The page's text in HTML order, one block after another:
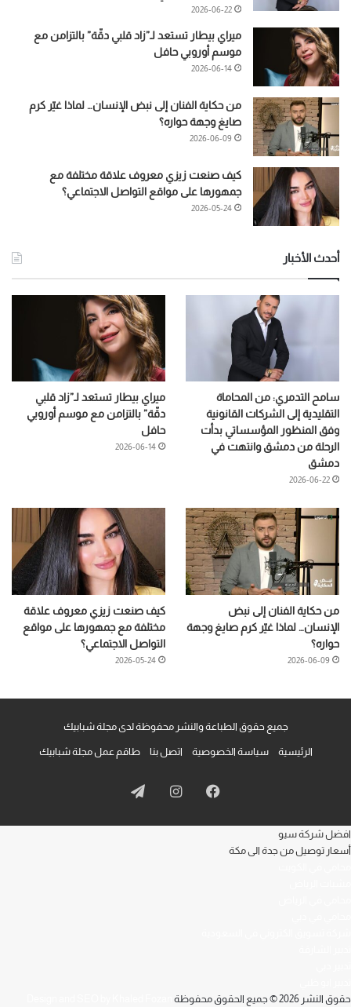
2026-06-22
ميراي بيطار تستعد لـ”زاد قلبي دقّة” بالتزامن مع
موسم أوروبي حافل
2026-06-14
من حكاية الفنان إلى نبض الإنسان… لماذا غيّر كرم
صايغ وجهة حواره؟
2026-06-09
كيف صنعت زيزي معروف علاقة مختلفة مع
جمهورها على مواقع التواصل الاجتماعي؟
2026-05-24
أحدث الأخبار
سامح التدمري: من المحاماة
التقليدية إلى الشركات القانونية
وفق المنظور المؤسساتي بدأت
الرحلة من دمشق وانتهت في
دمشق
2026-06-22
ميراي بيطار تستعد لـ”زاد قلبي
دقّة” بالتزامن مع موسم أوروبي
حافل
2026-06-14
من حكاية الفنان إلى نبض
الإنسان… لماذا غيّر كرم صايغ وجهة
حواره؟
2026-06-09
كيف صنعت زيزي معروف علاقة
مختلفة مع جمهورها على مواقع
التواصل الاجتماعي؟
2026-05-24
جميع حقوق الطباعة والنشر محفوظة لدى مجلة شبابيك
الرئيسية سياسة الخصوصية اتصل بنا طاقم عمل مجلة شبابيك
فيسبوكانستقرامتيلقرام
افضل شركة سيو
أسعار توصيل من جدة الى مكة
حقوق النشر 2026 © جميع الحقوق محفوظة